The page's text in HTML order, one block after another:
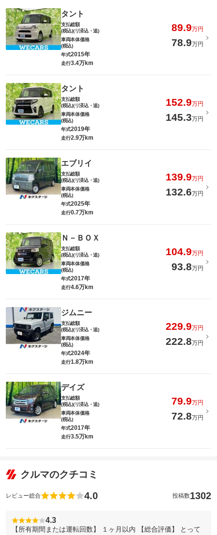
タント
支払総額
(税込)(リ済込・追)
89.9万円
車両本体価格
(税込)
78.9万円
年式2015年
走行3.4万km
タント
支払総額
(税込)(リ済込・追)
152.9万円
車両本体価格
(税込)
145.3万円
年式2019年
走行2.9万km
エブリイ
支払総額
(税込)(リ済込・追)
139.9万円
車両本体価格
(税込)
132.6万円
年式2025年
走行0.7万km
Ｎ－ＢＯＸ
支払総額
(税込)(リ済込・追)
104.9万円
車両本体価格
(税込)
93.8万円
年式2017年
走行4.6万km
ジムニー
支払総額
(税込)(リ済込・追)
229.9万円
車両本体価格
(税込)
222.8万円
年式2024年
走行1.8万km
デイズ
支払総額
(税込)(リ済込・追)
79.9万円
車両本体価格
(税込)
72.8万円
年式2017年
走行3.5万km
クルマのクチコミ
レビュー総合 4.0 投稿数1302
4.3
【所有期間または運転回数】 １ヶ月以内 【総合評価】 とって